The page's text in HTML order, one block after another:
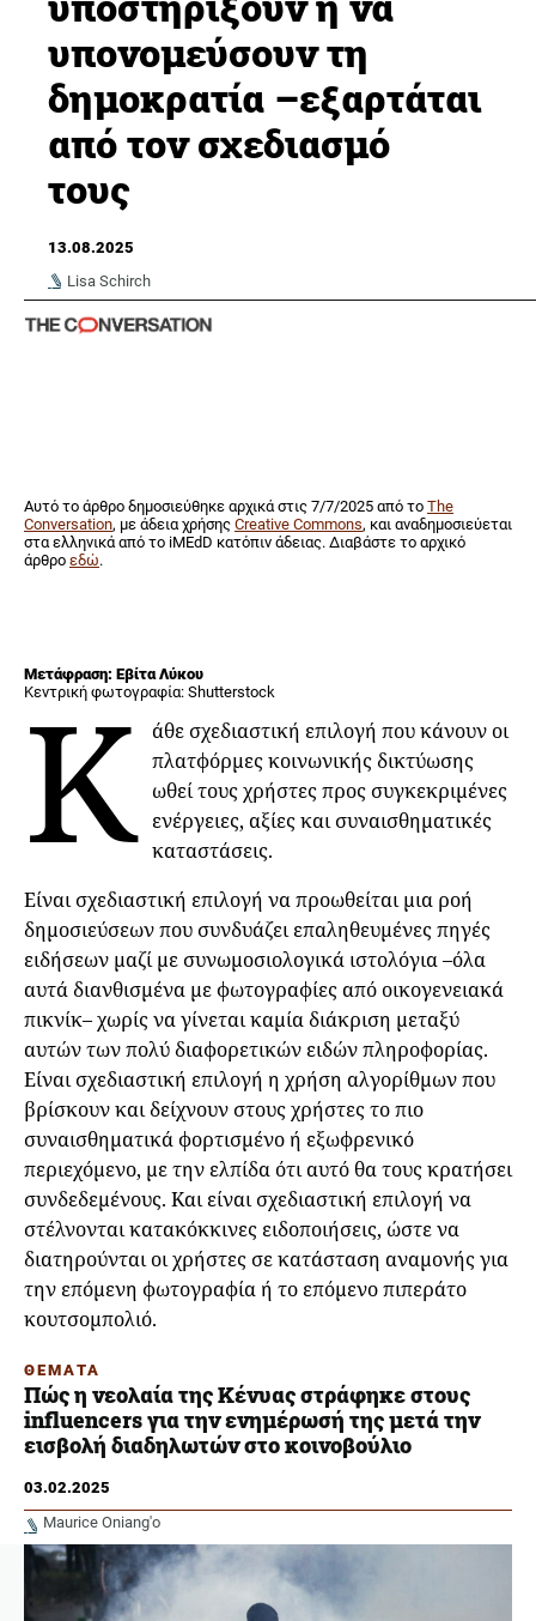
υπονομεύσουν τη
δημοκρατία –εξαρτάται
από τον σχεδιασμό
τους
13.08.2025
Lisa Schirch
Αυτό το άρθρο δημοσιεύθηκε αρχικά στις 7/7/2025 από το The
Conversation, με άδεια χρήσης Creative Commons, και αναδημοσιεύεται
στα ελληνικά από το iMEdD κατόπιν άδειας. Διαβάστε το αρχικό
άρθρο εδώ.
Μετάφραση: Εβίτα Λύκου
Κεντρική φωτογραφία: Shutterstock
Κ
άθε σχεδιαστική επιλογή που κάνουν οι
πλατφόρμες κοινωνικής δικτύωσης
ωθεί τους χρήστες προς συγκεκριμένες
ενέργειες, αξίες και συναισθηματικές
καταστάσεις.
Είναι σχεδιαστική επιλογή να προωθείται μια ροή
δημοσιεύσεων που συνδυάζει επαληθευμένες πηγές
ειδήσεων μαζί με συνωμοσιολογικά ιστολόγια –όλα
αυτά διανθισμένα με φωτογραφίες από οικογενειακά
πικνίκ– χωρίς να γίνεται καμία διάκριση μεταξύ
αυτών των πολύ διαφορετικών ειδών πληροφορίας.
Είναι σχεδιαστική επιλογή η χρήση αλγορίθμων που
βρίσκουν και δείχνουν στους χρήστες το πιο
συναισθηματικά φορτισμένο ή εξωφρενικό
περιεχόμενο, με την ελπίδα ότι αυτό θα τους κρατήσει
συνδεδεμένους. Και είναι σχεδιαστική επιλογή να
στέλνονται κατακόκκινες ειδοποιήσεις, ώστε να
διατηρούνται οι χρήστες σε κατάσταση αναμονής για
την επόμενη φωτογραφία ή το επόμενο πιπεράτο
κουτσομπολιό.
ΘΕΜΑΤΑ
Πώς η νεολαία της Κένυας στράφηκε στους
influencers για την ενημέρωσή της μετά την
εισβολή διαδηλωτών στο κοινοβούλιο
03.02.2025
Maurice Oniang'o